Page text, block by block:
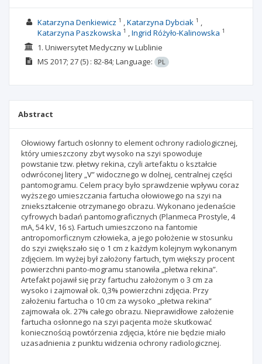
Katarzyna Denkiewicz 1 Katarzyna Dybciak 1
Katarzyna Paszkowska 1 Ingrid Różyło-Kalinowska 1
1. Uniwersytet Medyczny w Lublinie
MS 2017; 27(5) : 82-84; Language: PL
Abstract
Ołowiowy fartuch osłonny to element ochrony radiologicznej,
który umieszczony zbyt wysoko na szyi spowoduje
powstanie tzw. płetwy rekina, czyli artefaktu o kształcie
odwróconej litery „V” widocznego w dolnej, centralnej części
pantomogramu. Celem pracy było sprawdzenie wpływu coraz
wyższego umieszczania fartucha ołowiowego na szyi na
zniekształcenie otrzymanego obrazu. Wykonano jedenaście
cyfrowych badań pantomograficznych (Planmeca Prostyle, 4
mA, 54 kV, 16 s). Fartuch umieszczono na fantomie
antropomorficznym człowieka, a jego położenie w stosunku
do szyi zwiększało się o 1 cm z każdym kolejnym wykonanym
zdjęciem. Im wyżej był założony fartuch, tym większy procent
powierzchni panto-mogramu stanowiła „płetwa rekina”.
Artefakt pojawił się przy fartuchu założonym o 3 cm za
wysoko i zajmował ok. 0,3% powierzchni zdjęcia. Przy
założeniu fartucha o 10 cm za wysoko „płetwa rekina”
zajmowała ok. 27% całego obrazu. Nieprawidłowe założenie
fartucha osłonnego na szyi pacjenta może skutkować
koniecznością powtórzenia zdjęcia, które nie będzie miało
uzasadnienia z punktu widzenia ochrony radiologicznej.